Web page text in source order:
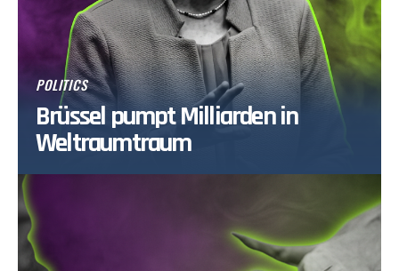
POLITICS
Brüssel pumpt Milliarden in
Weltraumtraum